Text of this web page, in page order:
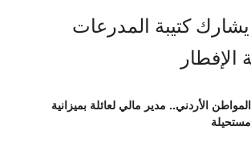
المواطن الأردني.. مدير مالي لعائلة بميزانية
مستحيلة